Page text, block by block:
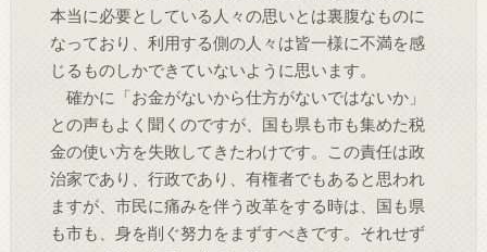
本当に必要としている人々の思いとは裏腹なものに
なっており、利用する側の人々は皆一様に不満を感
じるものしかできていないように思います。
確かに「お金がないから仕方がないではないか」
との声もよく聞くのですが、国も県も市も集めた税
金の使い方を失敗してきたわけです。この責任は政
治家であり、行政であり、有権者でもあると思われ
ますが、市民に痛みを伴う改革をする時は、国も県
も市も、身を削ぐ努力をまずすべきです。それせず